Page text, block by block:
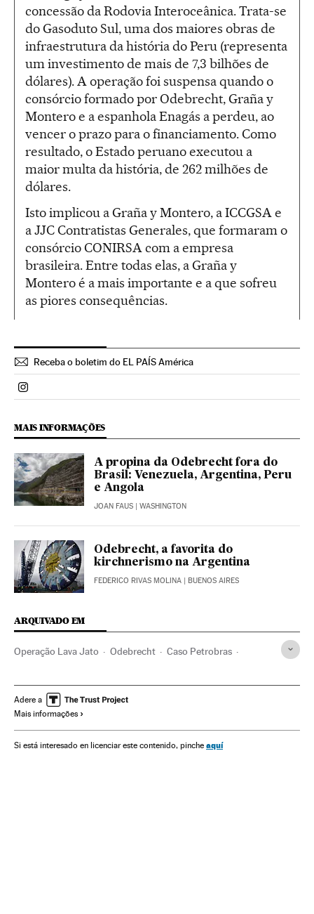
concessão da Rodovia Interoceânica. Trata-se
do Gasoduto Sul, uma dos maiores obras de
infraestrutura da história do Peru (representa
um investimento de mais de 7,3 bilhões de
dólares). A operação foi suspensa quando o
consórcio formado por Odebrecht, Graña y
Montero e a espanhola Enagás a perdeu, ao
vencer o prazo para o financiamento. Como
resultado, o Estado peruano executou a
maior multa da história, de 262 milhões de
dólares.
Isto implicou a Graña y Montero, a ICCGSA e
a JJC Contratistas Generales, que formaram o
consórcio CONIRSA com a empresa
brasileira. Entre todas elas, a Graña y
Montero é a mais importante e a que sofreu
as piores consequências.
Receba o boletim do EL PAÍS América
Politica El País Brasil en Instagram
MAIS INFORMAÇÕES
A propina da Odebrecht fora do
Brasil: Venezuela, Argentina, Peru
e Angola
JOAN FAUS | WASHINGTON
Odebrecht, a favorita do
kirchnerismo na Argentina
FEDERICO RIVAS MOLINA | BUENOS AIRES
ARQUIVADO EM
Operação Lava Jato Odebrecht Caso Petrobras
Financiamento ilegal Lavagem dinheiro
Polícia Federal
Financiamento partidos Partidos políticos Polícia
Adere a
Mais informações
Si está interesado en licenciar este contenido, pinche aquí